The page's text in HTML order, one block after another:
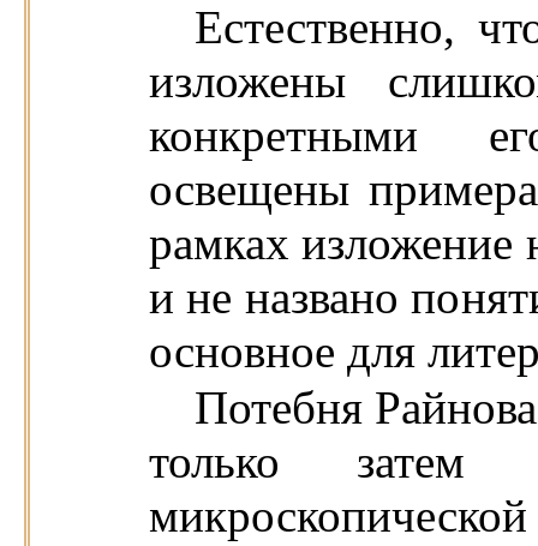
Естественно,
изложены
конкретными
освещены
рамках изложение
и не названо
основное для
Потебня
только